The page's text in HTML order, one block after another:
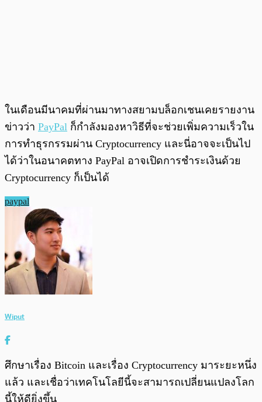
ในเดือนมีนาคมที่ผ่านมาทางสยามบล็อกเชนเคยรายงาน
ข่าวว่า PayPal ก็กำลังมองหาวิธีที่จะช่วยเพิ่มความเร็วใน
การทำธุรกรรมผ่าน Cryptocurrency และนี่อาจจะเป็นไป
ได้ว่าในอนาคตทาง PayPal อาจเปิดการชำระเงินด้วย
Cryptocurrency ก็เป็นได้
paypal
Wiput
ศึกษาเรื่อง Bitcoin และเรื่อง Cryptocurrency มาระยะหนึ่ง
แล้ว และเชื่อว่าเทคโนโลยีนี้จะสามารถเปลี่ยนแปลงโลก
นี้ให้ดียิ่งขึ้น